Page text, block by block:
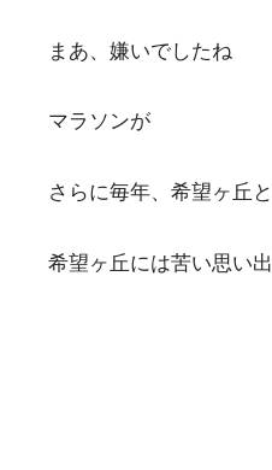
まあ、嫌いでしたね
マラソンが
さらに毎年、希望ヶ丘
希望ヶ丘には苦い思い